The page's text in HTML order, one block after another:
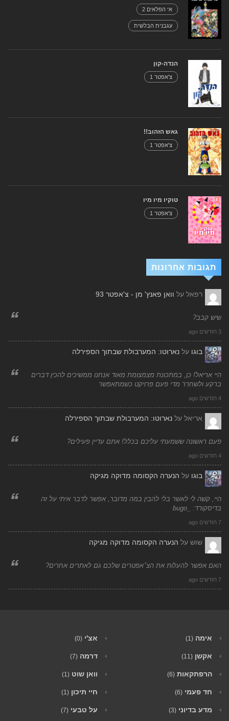
אי הפלאים 2
עגבנית הבלשית
הנדה-קון
צ'אפטר 1
גאש הזהוב!!
צ'אפטר 1
טוקיו מיו מיו
צ'אפטר 1
תגובות אחרונות
רפאל על וואן פאנץ' מן - צ'אפטר 93
שיש קבב?
3 חודשים ago
בוגו על נארוטו: המערבולת שבתוך הספירלה
היי אריאל! כן, במתכונת מצמצומת מאוד אנחנו ממשיכים להכין דברים
ברקע ולשחרר מדי פעם פרויקט כשמתאפשר
4 חודשים ago
אריאל על נארוטו: המערבולת שבתוך הספירלה
פעם ראשונה ששמעתי עליכם בכלל! אתם עדיין פעילים?
4 חודשים ago
בוגו על הנערה הקסומה מדוקה מגיקה
היי, קשה לי לאשר בלי להבין במה מדובר, אפשר לדבר איתי על זה
בדיסקורד: _bugo
7 חודשים ago
שוש על הנערה הקסומה מדוקה מגיקה
האם אפשר להעלות את הצ׳אפטרים שלכם גם לאתרים אחרים?
7 חודשים ago
אימה (1) אצ'י (0)
אקשן (11) דרמה (7)
הרפתקאות (6) וואן שוט (1)
חד פעמי (6) חיי תיכון (1)
מדע בדיוני (3) על טבעי (7)